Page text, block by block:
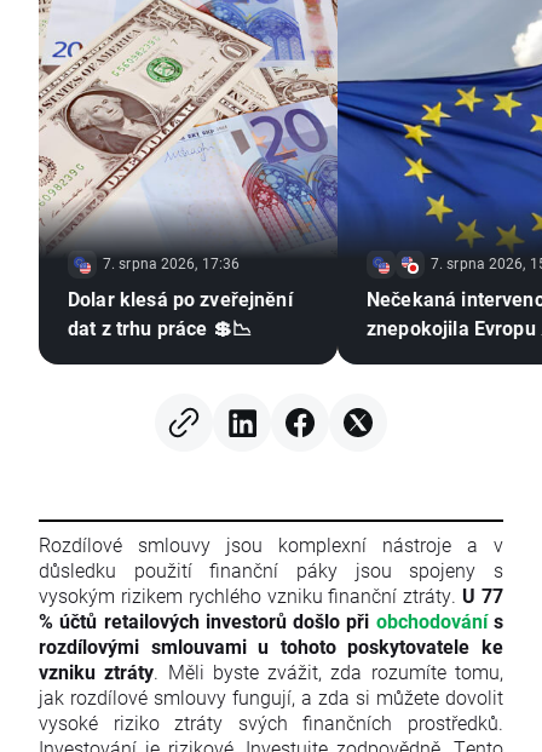
7. srpna 2026, 17:36
Dolar klesá po zveřejnění
dat z trhu práce 💲📉
7. srpna 2026,
Nečekaná
znepokojila
Rozdílové smlouvy jsou komplexní nástroje a v
důsledku použití finanční páky jsou spojeny s
vysokým rizikem rychlého vzniku finanční ztráty. U 77
% účtů retailových investorů došlo při obchodovánís
rozdílovými smlouvami u tohoto poskytovatele ke
vzniku ztráty. Měli byste zvážit, zda rozumíte tomu,
jak rozdílové smlouvy fungují, a zda si můžete dovolit
vysoké riziko ztráty svých finančních prostředků.